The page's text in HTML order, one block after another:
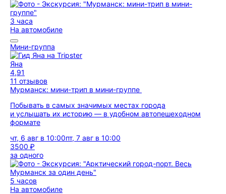
3 часа
На автомобиле
Мини-группа
Яна
4,91
11 отзывов
Мурманск: мини-трип в мини-группе
Побывать в самых значимых местах города
и услышать их историю — в удобном автопешеходном
формате
чт, 6 авг в 10:00пт, 7 авг в 10:00
3500 ₽
за одного
5 часов
На автомобиле